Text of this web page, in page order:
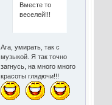
Вместе то
веселей!!!
Ага, умирать, так с
музыкой. Я так точно
загнусь, на много много
красоты глядючи!!!